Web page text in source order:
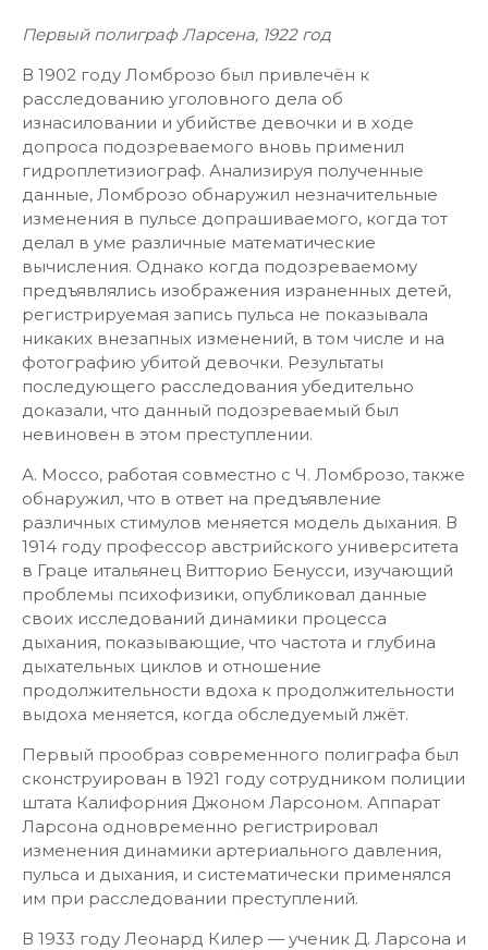
Первый полиграф Ларсена, 1922 год
В 1902 году Ломброзо был привлечён к
расследованию уголовного дела об
изнасиловании и убийстве девочки и в ходе
допроса подозреваемого вновь применил
гидроплетизиограф. Анализируя полученные
данные, Ломброзо обнаружил незначительные
изменения в пульсе допрашиваемого, когда тот
делал в уме различные математические
вычисления. Однако когда подозреваемому
предъявлялись изображения израненных детей,
регистрируемая запись пульса не показывала
никаких внезапных изменений, в том числе и на
фотографию убитой девочки. Результаты
последующего расследования убедительно
доказали, что данный подозреваемый был
невиновен в этом преступлении.
А. Моссо, работая совместно с Ч. Ломброзо, также
обнаружил, что в ответ на предъявление
различных стимулов меняется модель дыхания. В
1914 году профессор австрийского университета
в Граце итальянец Витторио Бенусси, изучающий
проблемы психофизики, опубликовал данные
своих исследований динамики процесса
дыхания, показывающие, что частота и глубина
дыхательных циклов и отношение
продолжительности вдоха к продолжительности
выдоха меняется, когда обследуемый лжёт.
Первый прообраз современного полиграфа был
сконструирован в 1921 году сотрудником полиции
штата Калифорния Джоном Ларсоном. Аппарат
Ларсона одновременно регистрировал
изменения динамики артериального давления,
пульса и дыхания, и систематически применялся
им при расследовании преступлений.
В 1933 году Леонард Килер — ученик Д. Ларсона и